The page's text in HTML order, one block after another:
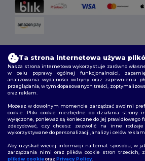
Śledź nas
Ta strona internetowa używa
Nasza strona internetowa wykorzystuje zarówno
w celu poprawy ogólnej funkcjonalności,
analizowania wydajności witryny oraz zapewnienia
przeglądania, w tym dopasowanych treści,
oraz reklam.
Możesz w dowolnym momencie zarządzać swoimi
cookie. Pliki cookie niezbędne do działania strony
wyłączone, ponieważ są konieczne do jej
zdecydować, czy chcesz zezwolić na inne
wykorzystywane do personalizacji, analizy i celów
Aby uzyskać więcej informacji na temat sposobu, w
zarządzania nimi oraz plików cookie stron trzecich,
plików cookieoraz Privacy Policy.